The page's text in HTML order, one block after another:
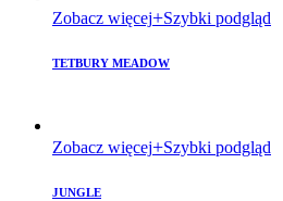
Zobacz więcej Szybki podgląd
TETBURY MEADOW
Zobacz więcej Szybki podgląd
JUNGLE